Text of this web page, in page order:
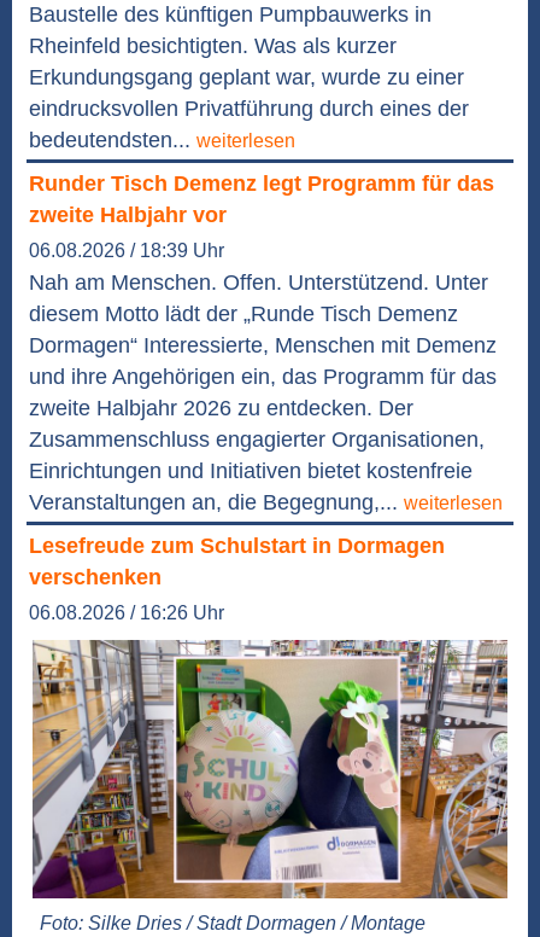
Baustelle des künftigen Pumpbauwerks in
Rheinfeld besichtigten. Was als kurzer
Erkundungsgang geplant war, wurde zu einer
eindrucksvollen Privatführung durch eines der
bedeutendsten... weiterlesen
Runder Tisch Demenz legt Programm für das
zweite Halbjahr vor
06.08.2026 / 18:39 Uhr
Nah am Menschen. Offen. Unterstützend. Unter
diesem Motto lädt der „Runde Tisch Demenz
Dormagen“ Interessierte, Menschen mit Demenz
und ihre Angehörigen ein, das Programm für das
zweite Halbjahr 2026 zu entdecken. Der
Zusammenschluss engagierter Organisationen,
Einrichtungen und Initiativen bietet kostenfreie
Veranstaltungen an, die Begegnung,... weiterlesen
Lesefreude zum Schulstart in Dormagen
verschenken
06.08.2026 / 16:26 Uhr
Foto: Silke Dries / Stadt Dormagen / Montage